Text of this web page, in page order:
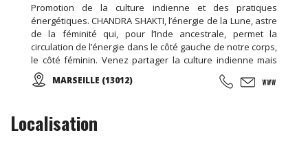
Promotion de la culture indienne et des pratiques
énergétiques. CHANDRA SHAKTI, l’énergie de la Lune, astre
de la féminité qui, pour l’Inde ancestrale, permet la
circulation de l’énergie dans le côté gauche de notre corps,
le côté féminin. Venez partager la culture indienne mais
aussi toutes les pratiques énergétiques, notamment
taoïstes dans leur forme la plus traditionnelle possible.
MARSEILLE (13012)
Localisation